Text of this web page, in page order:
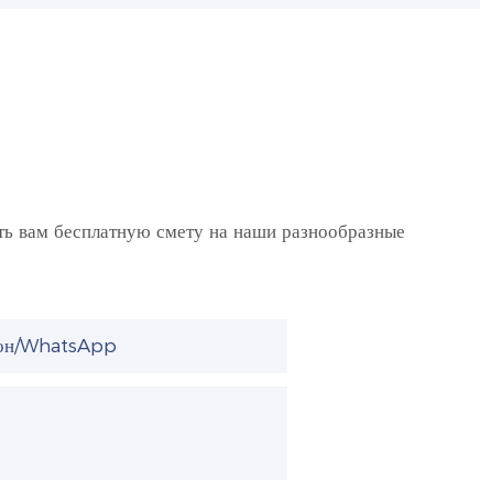
вам бесплатную смету на наши разнообразные
WhatsApp